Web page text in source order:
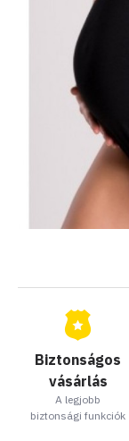
Biztonságos
vásárlás
A legjobb
biztonsági funkciók